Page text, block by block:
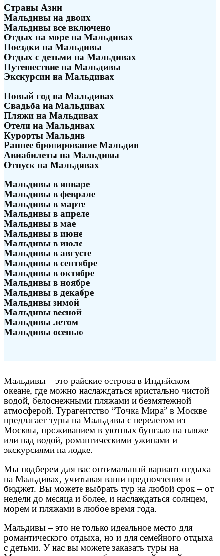
Страны Азии
Мальдивы на двоих
Мальдивы все включено
Отдых на море на Мальдивах
Поездки на Мальдивы
Отдых с детьми на Мальдивах
Путешествие на Мальдивы
Экскурсии на Мальдивах
Новый год на Мальдивах
Свадьба на Мальдивах
Пляжи на Мальдивах
Отели на Мальдивах
Курорты Мальдив
Раннее бронирование Мальдив
Авиабилеты на Мальдивы
Отпуск на Мальдивах
Мальдивы в январе
Мальдивы в феврале
Мальдивы в марте
Мальдивы в апреле
Мальдивы в мае
Мальдивы в июне
Мальдивы в июле
Мальдивы в августе
Мальдивы в сентябре
Мальдивы в октябре
Мальдивы в ноябре
Мальдивы в декабре
Мальдивы зимой
Мальдивы весной
Мальдивы летом
Мальдивы осенью
Мальдивы – это райские острова в Индийском
океане, где можно наслаждаться кристально чистой
водой, белоснежными пляжами и безмятежной
атмосферой. Турагентство “Точка Мира” в Москве
предлагает туры на Мальдивы с перелетом из
Москвы, проживанием в уютных бунгало на пляже
или над водой, романтическими ужинами и
экскурсиями на лодке.
Мы подберем для вас оптимальный вариант отдыха
на Мальдивах, учитывая ваши предпочтения и
бюджет. Вы можете выбрать тур на любой срок – от
недели до месяца и более, и наслаждаться солнцем,
морем и пляжами в любое время года.
Мальдивы – это не только идеальное место для
романтического отдыха, но и для семейного отдыха
с детьми. У нас вы можете заказать туры на